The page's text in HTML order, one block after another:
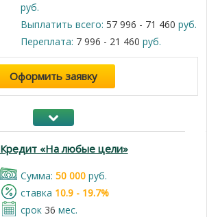
руб.
Выплатить всего: 57 996 - 71 460 руб.
Переплата: 7 996 - 21 460 руб.
Оформить заявку
Кредит «На любые цели»
Cумма: 50 000руб.
cтавка 10.9 - 19.7%
срок 36 мес.